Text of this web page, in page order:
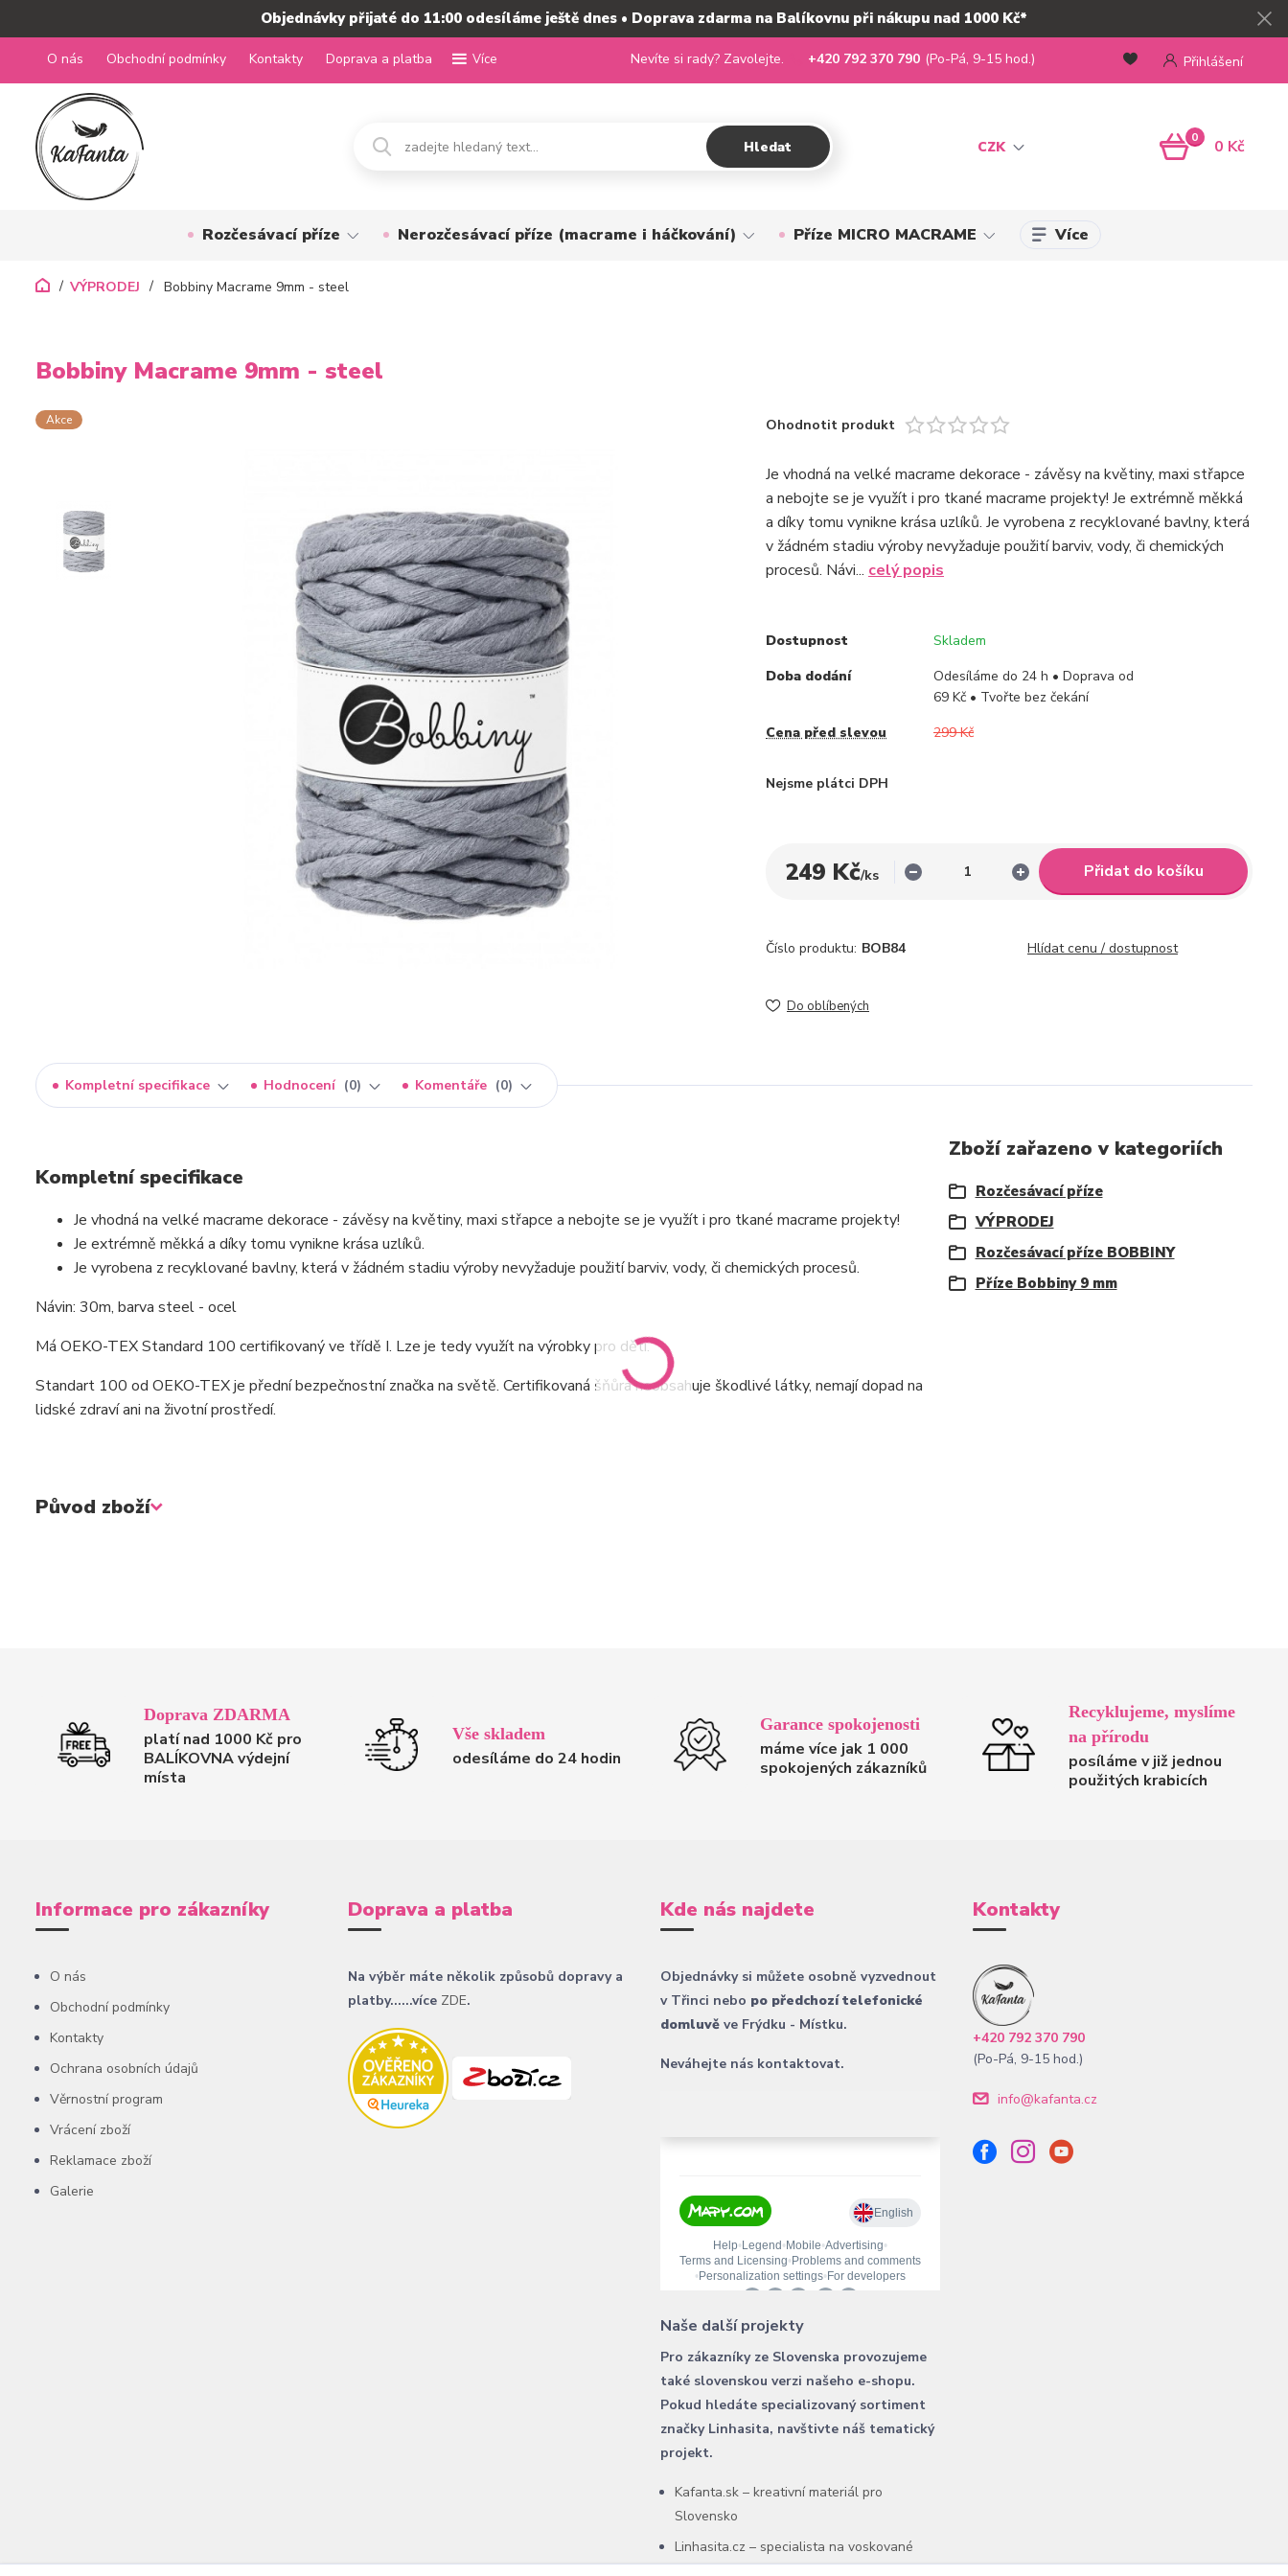
Objednávky přijaté do 11:00 odesíláme ještě dnes • Doprava zdarma na Balíkovnu při nákupu nad 1000 Kč*
O nás Obchodní podmínky Kontakty Doprava a platba Více
CZK
Přihlášení
Hledat
Nevíte si rady? Zavolejte. +420 792 370 790 (Po-Pá, 9-15 hod.)
0 0 Kč
Rozčesávací příze Nerozčesávací příze (macrame i háčkování) Příze MICRO MACRAME Více
VÝPRODEJ Bobbiny Macrame 9mm - steel
Bobbiny Macrame 9mm - steel
Akce Ohodnotit produkt
Je vhodná na velké macrame dekorace - závěsy na květiny, maxi střapce
a nebojte se je využít i pro tkané macrame projekty! Je extrémně měkká
a díky tomu vynikne krása uzlíků. Je vyrobena z recyklované bavlny, která
v žádném stadiu výroby nevyžaduje použití barviv, vody, či chemických
procesů. Návi... celý popis
Dostupnost
Skladem
Doba dodání
Odesíláme do 24 h • Doprava od
69 Kč • Tvořte bez čekání
Cena před slevou
299 Kč
Nejsme plátci DPH
249 Kč/ks Přidat do košíku
Číslo produktu: BOB84 Hlídat cenu / dostupnost
Do oblíbených
Kompletní specifikace Hodnocení 0 Komentáře 0
Kompletní specifikace
Je vhodná na velké macrame dekorace - závěsy na květiny, maxi střapce a nebojte se je využít i pro tkané macrame projekty!
Je extrémně měkká a díky tomu vynikne krása uzlíků.
Je vyrobena z recyklované bavlny, která v žádném stadiu výroby nevyžaduje použití barviv, vody, či chemických procesů.
Návin: 30m, barva steel - ocel
Má OEKO-TEX Standard 100 certifikovaný ve třídě I. Lze je tedy využít na výrobky pro děti.
Standart 100 od OEKO-TEX je přední bezpečnostní značka na světě. Certifikovaná šňůra neobsahuje škodlivé látky, nemají dopad na
lidské zdraví ani na životní prostředí.
Původ zboží
Zboží zařazeno v kategoriích
Rozčesávací příze
VÝPRODEJ
Rozčesávací příze BOBBINY
Příze Bobbiny 9 mm
Doprava ZDARMA
platí nad 1000 Kč pro
BALÍKOVNA výdejní
místa
Vše skladem
odesíláme do 24 hodin
Garance spokojenosti
máme více jak 1 000
spokojených zákazníků
Recyklujeme, myslíme
na přírodu
posíláme v již jednou
použitých krabicích
Informace pro zákazníky
O nás
Obchodní podmínky
Kontakty
Ochrana osobních údajů
Věrnostní program
Vrácení zboží
Reklamace zboží
Galerie
Doprava a platba
Na výběr máte několik způsobů dopravy a
platby......více ZDE.
Kde nás najdete
Objednávky si můžete osobně vyzvednout
v Třinci nebo po předchozí telefonické
domluvě ve Frýdku - Místku.
Neváhejte nás kontaktovat.
Naše další projekty
Pro zákazníky ze Slovenska provozujeme
také slovenskou verzi našeho e-shopu.
Pokud hledáte specializovaný sortiment
značky Linhasita, navštivte náš tematický
projekt.
Kafanta.sk – kreativní materiál pro
Slovensko
Linhasita.cz – specialista na voskované
šňůry Linhasita
Kontakty
+420 792 370 790
(Po-Pá, 9-15 hod.)
info@kafanta.cz